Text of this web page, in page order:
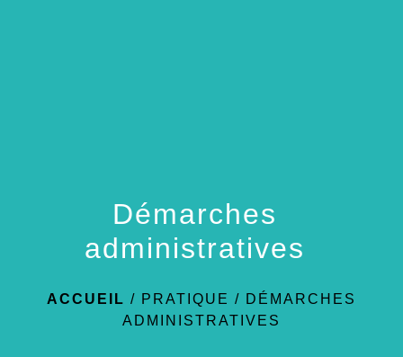
Démarches
administratives
ACCUEIL / PRATIQUE / DÉMARCHES
ADMINISTRATIVES